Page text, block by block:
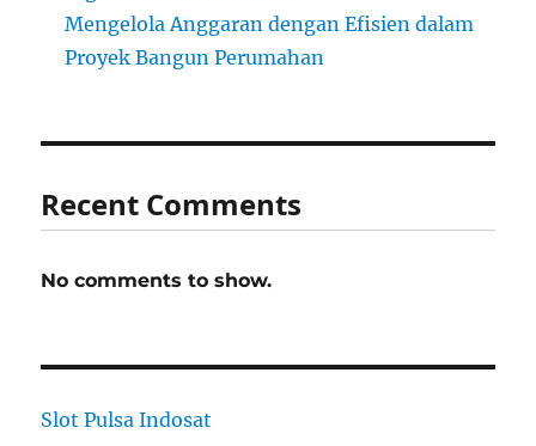
Mengelola Anggaran dengan Efisien dalam
Proyek Bangun Perumahan
Recent Comments
No comments to show.
Slot Pulsa Indosat